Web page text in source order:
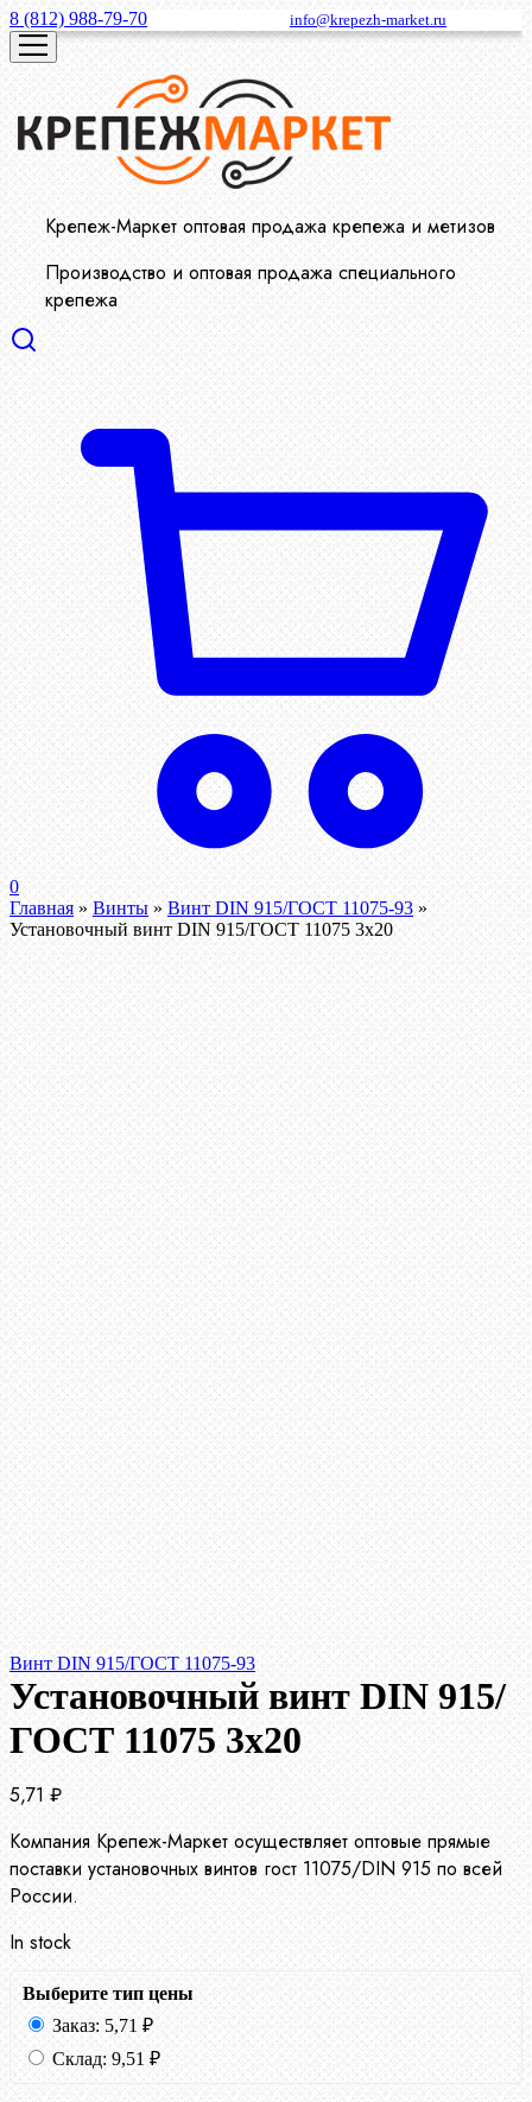
8 (812) 988-79-70 info@krepezh-market.ru
Крепеж-Маркет оптовая продажа крепежа и метизов
Производство и оптовая продажа специального
крепежа
0
Главная » Винты » Винт DIN 915/ГОСТ 11075-93 »
Установочный винт DIN 915/ГОСТ 11075 3х20
Винт DIN 915/ГОСТ 11075-93
Установочный винт DIN 915/
ГОСТ 11075 3х20
5,71 ₽
Компания Крепеж-Маркет осуществляет оптовые прямые
поставки установочных винтов гост 11075/DIN 915 по всей
России.
In stock
Выберите тип цены
Заказ: 5,71 ₽
Склад: 9,51 ₽